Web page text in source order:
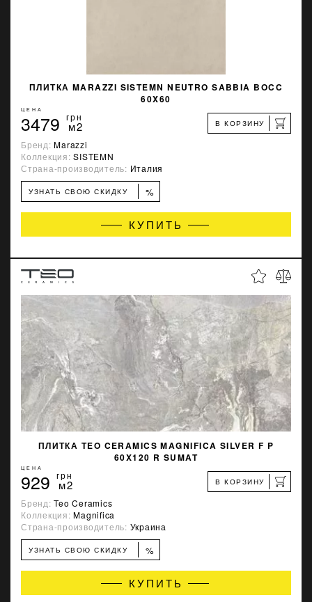
ПЛИТКА MARAZZI SISTEMN NEUTRO SABBIA BOCC
60X60
ЦЕНА
3479 грн
м2 В КОРЗИНУ
Бренд:Marazzi
Коллекция:SISTEMN
Страна-производитель: Италия
УЗНАТЬ СВОЮ СКИДКУ %
КУПИТЬ
ПЛИТКА TEO CERAMICS MAGNIFICA SILVER F P
60X120 R SUMAT
ЦЕНА
929 грн
м2 В КОРЗИНУ
Бренд:Teo Ceramics
Коллекция:Magnifica
Страна-производитель: Украина
УЗНАТЬ СВОЮ СКИДКУ %
КУПИТЬ